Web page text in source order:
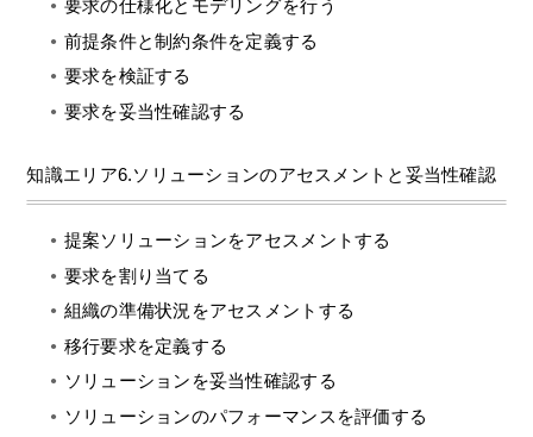
要求の仕様化とモデリングを行う
前提条件と制約条件を定義する
要求を検証する
要求を妥当性確認する
知識エリア6.ソリューションのアセスメントと妥当性確認
提案ソリューションをアセスメントする
要求を割り当てる
組織の準備状況をアセスメントする
移行要求を定義する
ソリューションを妥当性確認する
ソリューションのパフォーマンスを評価する